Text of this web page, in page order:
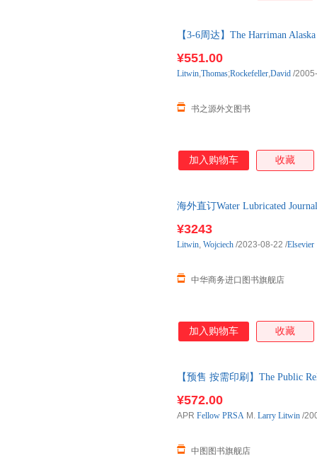
【3-6周达】The Harriman
¥551.00
书之源外文图书
Litwin,Thomas;Rockefeller,David /
加入购物车 收藏
海外直订Water Lubricated
¥3243
中华商务进口图书旗舰店
Litwin, Wojciech /2023-08-22 /Elsevier
加入购物车 收藏
【预售 按需印刷】The Public
¥572.00
中图图书旗舰店
APR Fellow PRSA M. Larry Litwin /